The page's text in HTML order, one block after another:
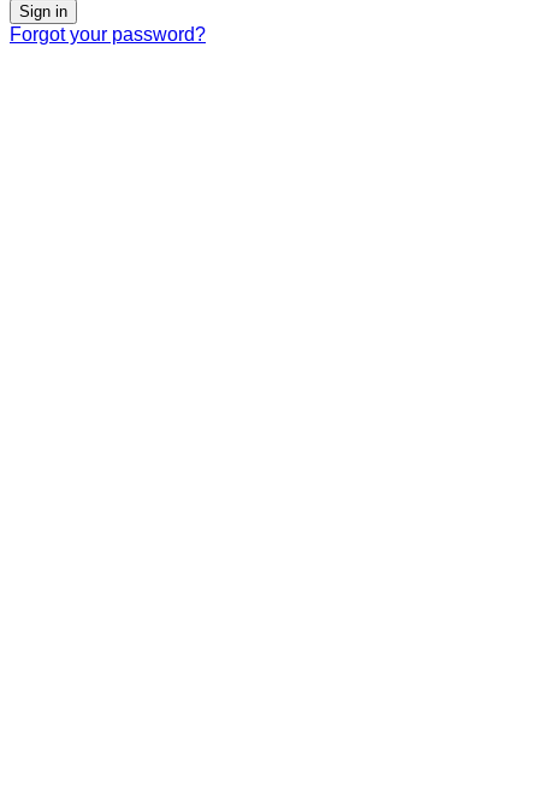
Sign in
Forgot your password?